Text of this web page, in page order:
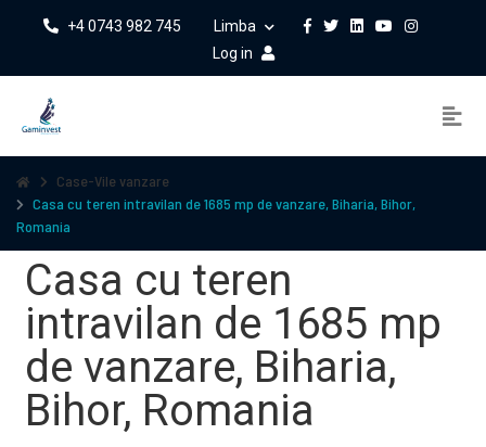
+4 0743 982 745
Limba
Log in
Case-Vile vanzare
Casa cu teren intravilan de 1685 mp de vanzare, Biharia, Bihor,
Romania
Casa cu teren
intravilan de 1685 mp
de vanzare, Biharia,
Bihor, Romania